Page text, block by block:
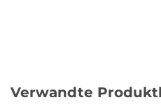
Verwandte